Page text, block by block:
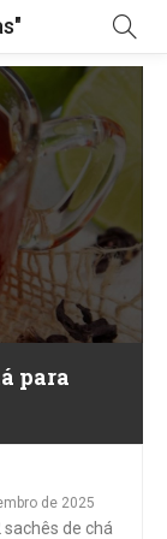
para
de 2025
sachês de chá